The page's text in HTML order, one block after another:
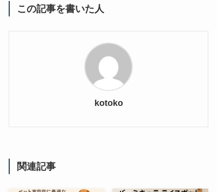
この記事を書いた人
kotoko
関連記事